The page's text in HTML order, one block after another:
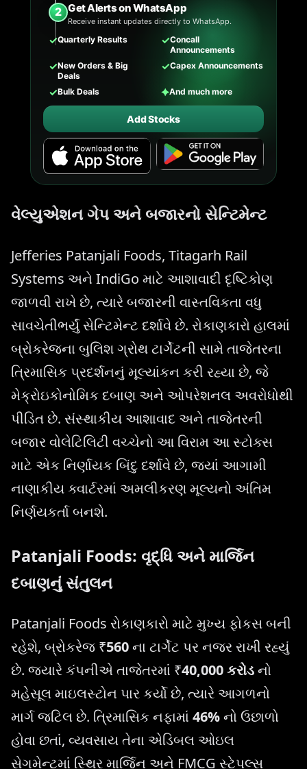
2 Get Alerts on WhatsApp
Receive instant updates directly to WhatsApp.
✓Quarterly Results ✓Concall
Announcements
✓New Orders & Big
Deals
✓Capex Announcements
✓Bulk Deals ✦And much more
Add Stocks
વેલ્યુએશન ગેપ અને બજારનો સેન્ટિમેન્ટ
Jefferies Patanjali Foods, Titagarh Rail
Systems અને IndiGo માટે આશાવાદી દૃષ્ટિકોણ
જાળવી રાખે છે, ત્યારે બજારની વાસ્તવિકતા વધુ
સાવચેતીભર્યું સેન્ટિમેન્ટ દર્શાવે છે. રોકાણકારો હાલમાં
બ્રોકરેજના બુલિશ ગ્રોથ ટાર્ગેટની સામે તાજેતરના
ત્રિમાસિક પ્રદર્શનનું મૂલ્યાંકન કરી રહ્યા છે, જે
મેક્રોઇકોનોમિક દબાણ અને ઓપરેશનલ અવરોધોથી
પીડિત છે. સંસ્થાકીય આશાવાદ અને તાજેતરની
બજાર વોલેટિલિટી વચ્ચેનો આ વિરામ આ સ્ટોક્સ
માટે એક નિર્ણાયક બિંદુ દર્શાવે છે, જ્યાં આગામી
નાણાકીય ક્વાર્ટરમાં અમલીકરણ મૂલ્યનો અંતિમ
નિર્ણયકર્તા બનશે.
Patanjali Foods: વૃદ્ધિ અને માર્જિન
દબાણનું સંતુલન
Patanjali Foods રોકાણકારો માટે મુખ્ય ફોકસ બની
રહેશે, બ્રોકરેજ ₹560ના ટાર્ગેટ પર નજર રાખી રહ્યું
છે. જ્યારે કંપનીએ તાજેતરમાં ₹40,000 કરોડનો
મહેસૂલ માઇલસ્ટોન પાર કર્યો છે, ત્યારે આગળનો
માર્ગ જટિલ છે. ત્રિમાસિક નફામાં 46%નો ઉછાળો
હોવા છતાં, વ્યવસાય તેના એડિબલ ઓઇલ
સેગમેન્ટમાં સ્થિર માર્જિન અને FMCG સ્ટેપલ્સ